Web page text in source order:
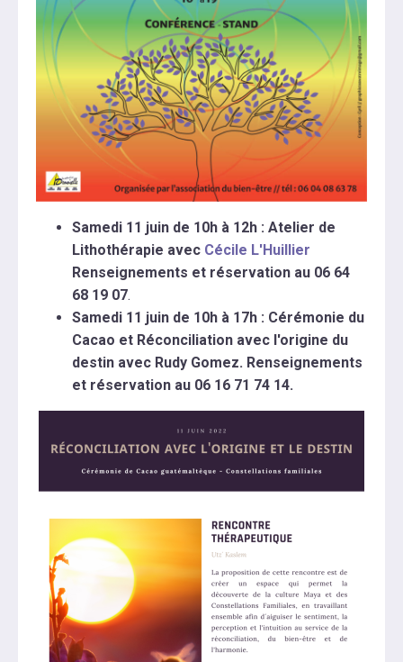
Samedi 11 juin de 10h à 12h : Atelier de
Lithothérapie avec Cécile L'Huillier
Renseignements et réservation au 06 64
68 19 07.
Samedi 11 juin de 10h à 17h : Cérémonie du
Cacao et Réconciliation avec l'origine du
destin avec Rudy Gomez. Renseignements
et réservation au 06 16 71 74 14.